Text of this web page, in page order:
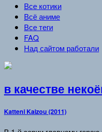
Все котики
Всё аниме
Все теги
FAQ
Над сайтом работали
в качестве
Katteni Kaizou (2011)